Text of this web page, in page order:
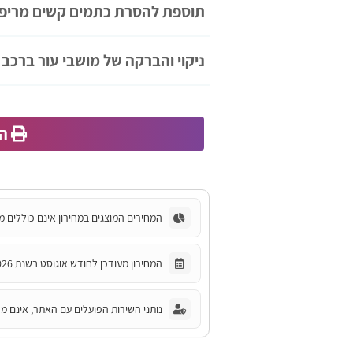
תוספת להסרת כתמים קשים
ניקוי והברקה של מושבי עור ברכב
המחירים המוצגים במחירון אינם כוללים
המחירון מעודכן לחודש אוגוסט בשנת 2026.
נותני השירות הפועלים עם האתר, אינם